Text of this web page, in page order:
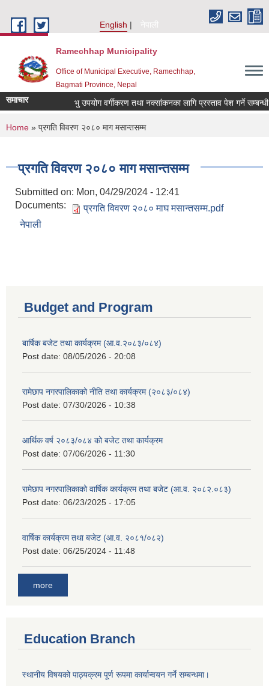
English
नेपाली
Ramechhap Municipality
Office of Municipal Executive, Ramechhap,
Bagmati Province, Nepal
समाचार भु उपयोग वर्गीकरण तथा नक्सांकनका लागि प्रस्ताव पेश गर्ने सम्बन्धी
You are here
Home » प्रगति विवरण २०८० माग मसान्तसम्म
प्रगति विवरण २०८० माग मसान्तसम्म
Submitted on: Mon, 04/29/2024 - 12:41
Documents:
प्रगति विवरण २०८० माघ मसान्तसम्म.pdf
नेपाली
Budget and Program
बार्षिक बजेट तथा कार्यक्रम (आ.व.२०८३/०८४)
Post date: 08/05/2026 - 20:08
रामेछाप नगरपालिकाको नीति तथा कार्यक्रम (२०८३/०८४)
Post date: 07/30/2026 - 10:38
आर्थिक वर्ष २०८३/०८४ को बजेट तथा कार्यक्रम
Post date: 07/06/2026 - 11:30
रामेछाप नगरपालिकाको वार्षिक कार्यक्रम तथा बजेट (आ.व. २०८२.०८३)
Post date: 06/23/2025 - 17:05
वार्षिक कार्यक्रम तथा बजेट (आ.व. २०८१/०८२)
Post date: 06/25/2024 - 11:48
more
Education Branch
स्थानीय विषयको पाठ्यक्रम पूर्ण रूपमा कार्यान्वयन गर्ने सम्बन्धमा।